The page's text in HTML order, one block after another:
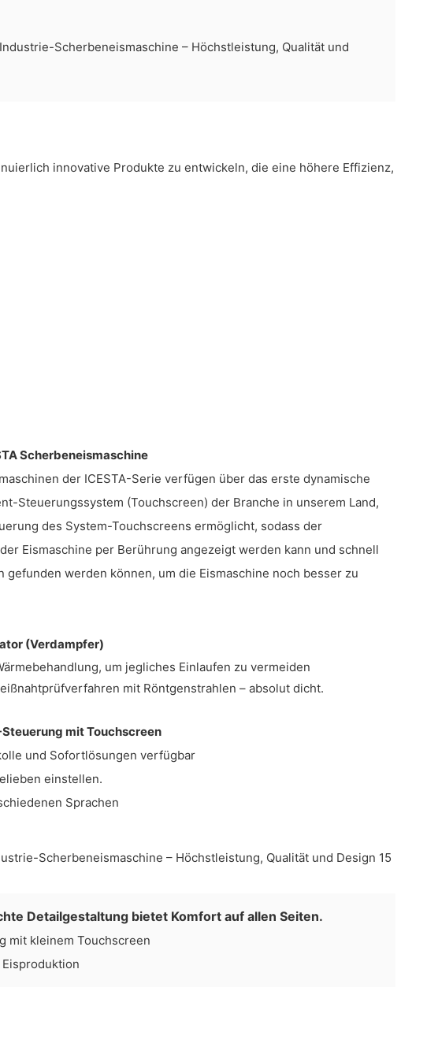
innovative Produkte zu entwickeln, die eine höhere Effizienz,
Scherbeneismaschine
der ICESTA-Serie verfügen über das erste dynamische
Steuerungssystem (Touchscreen) der Branche in unserem Land,
des System-Touchscreens ermöglicht, sodass der
Eismaschine per Berührung angezeigt werden kann und schnell
gefunden werden können, um die Eismaschine noch besser zu
(Verdampfer)
um jegliches Einlaufen zu vermeiden
mit Röntgenstrahlen – absolut dicht.
mit Touchscreen
und Sofortlösungen verfügbar
einstellen.
Sprachen
Detailgestaltung bietet Komfort auf allen Seiten.
mit kleinem Touchscreen